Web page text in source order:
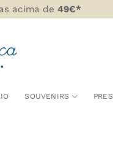
acima de 49€*
SOUVENIRS